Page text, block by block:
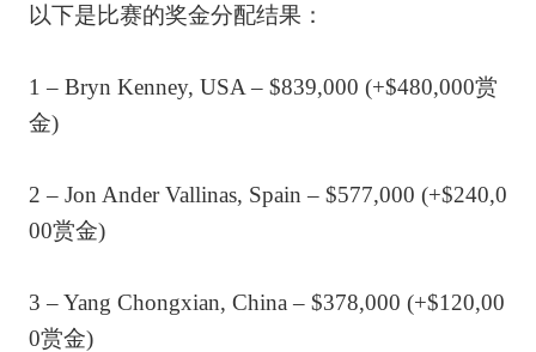
以下是比赛的奖金分配结果：
1 – Bryn Kenney, USA – $839,000 (+$480,000赏
金)
2 – Jon Ander Vallinas, Spain – $577,000 (+$240,0
00赏金)
3 – Yang Chongxian, China – $378,000 (+$120,00
0赏金)